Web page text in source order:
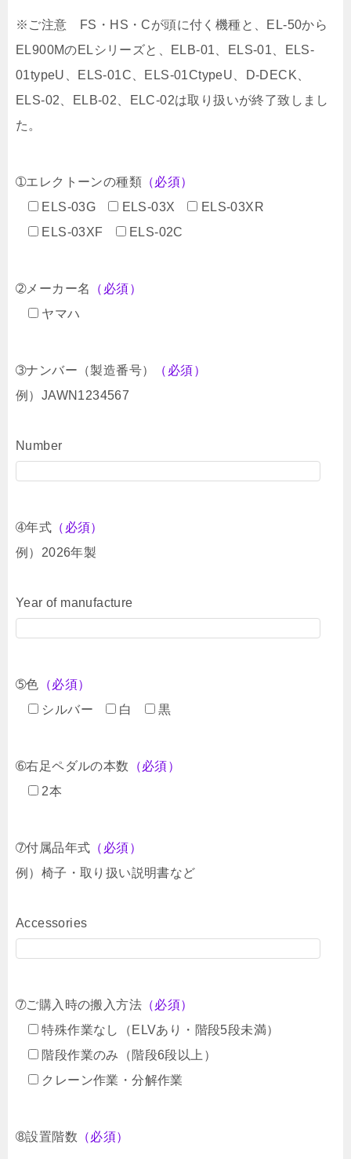
※ご注意 FS・HS・Cが頭に付く機種と、EL-50から
EL900MのELシリーズと、ELB-01、ELS-01、ELS-
01typeU、ELS-01C、ELS-01CtypeU、D-DECK、
ELS-02、ELB-02、ELC-02は取り扱いが終了致しまし
た。
➀エレクトーンの種類 （必須）
ELS-03G
ELS-03X
ELS-03XR
ELS-03XF
ELS-02C
➁メーカー名
（必須）
ヤマハ
➂ナンバー（製造番号）
（必須）
例）JAWN1234567
Number
➃年式 （必須）
例）2026年製
Year of manufacture
➄色 （必須）
シルバー
白 黒
➅右足ペダルの本数 （必須）
2本
➆付属品年式 （必須）
例）椅子・取り扱い説明書など
Accessories
➆ご購入時の搬入方法 （必須）
特殊作業なし（ELVあり・階段5段未満）
階段作業のみ（階段6段以上）
クレーン作業・分解作業
➇設置階数 （必須）